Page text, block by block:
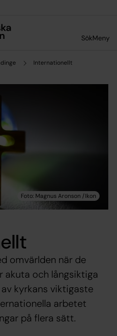
SökMeny
Internationellt
omvärlden när de
akuta och långsiktiga
kyrkans viktigaste
arbetet
på flera sätt.